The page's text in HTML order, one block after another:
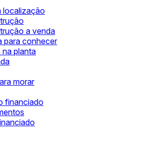
localização
a venda
para conhecer
na planta
morar
financiado